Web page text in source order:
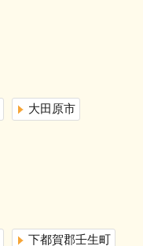
大田原市
下都賀郡壬生町